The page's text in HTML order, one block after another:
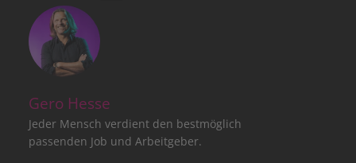
Gero Hesse
Jeder Mensch verdient den bestmöglich
passenden Job und Arbeitgeber.